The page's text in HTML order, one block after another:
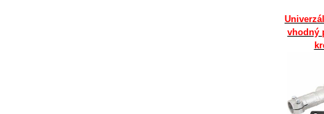
vhodný